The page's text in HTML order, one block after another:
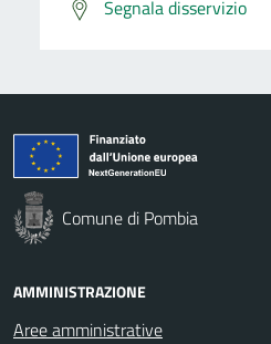
Segnala disservizio
Comune di Pombia
AMMINISTRAZIONE
Aree amministrative